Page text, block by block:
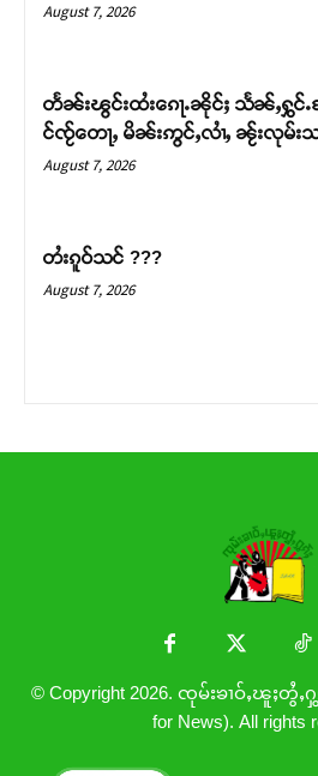
တႃႇႁႂ်ႈသဵင်ၵၢင်ၸႂ်ၵူၼ်းမိူင်း ၵူႈ
တ်ႇ တူဝ်ႈလုမ်ႈၾႃႉၼၼ်ႉ ၶဝ်ႈႁူ
ဝ်ႇၽူႈတွႆႇႁွၵ်ႈ လႆႈယူႇၶႃ
August 7, 2026
တႅၼ်းၽွင်းထႆးၵေႃႉၼိုင်ႈ သႅၼ်ႇႁွင်ႉ
င်ၸႂ်တေႃႇ မိၼ်းဢွင်ႇလၢႆႇ ၼႂ်းလုမ်း
August 7, 2026
တႆးၵူဝ်သင် ???
August 7, 2026
© Copyright 2026. ၸုမ်းၶၢဝ်ႇၽူႈတွႆႇႁွ
for News). All rights